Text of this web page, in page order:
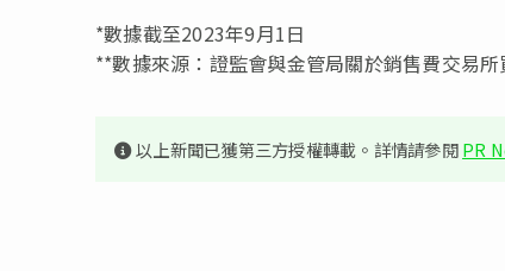
*數據截至2023年9月1日
**數據來源：證監會與金管局關於銷售費交易
以上新聞已獲第三方授權轉載。詳情請參閱PR